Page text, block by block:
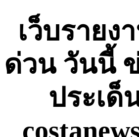
เว็บรายง
ด่วน วันนี้
ประเด็